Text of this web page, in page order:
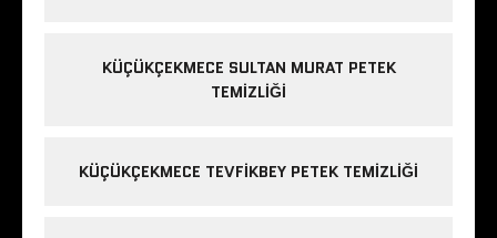
KÜÇÜKÇEKMECE SULTAN MURAT PETEK
TEMIZLIĞI
KÜÇÜKÇEKMECE TEVFIKBEY PETEK TEMIZLIĞI